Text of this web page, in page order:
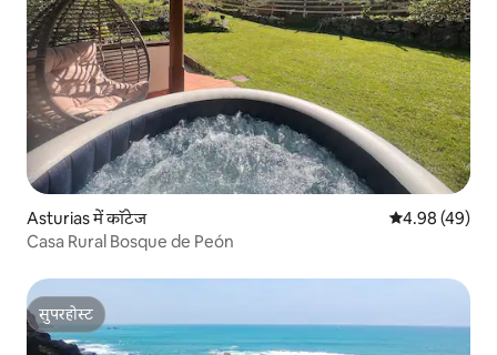
Asturias में कॉटेज औसत रेटिंग 5 में
4.98 (49)
Casa Rural Bosque de Peón
सुपरहोस्ट
सुपरहोस्ट